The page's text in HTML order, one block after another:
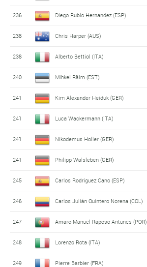
236 Diego Rubio Hernandez (ESP)
238 Chris Harper (AUS)
238 Alberto Bettiol (ITA)
240 Mihkel Räim (EST)
241 Kim Alexander Heiduk (GER)
241 Luca Wackermann (ITA)
241 Nikodemus Holler (GER)
241 Philipp Walsleben (GER)
245 Carlos Rodriguez Cano (ESP)
246 Carlos Julián Quintero Norena (COL)
247 Amaro Manuel Raposo Antunes (POR)
248 Lorenzo Rota (ITA)
249 Pierre Barbier (FRA)